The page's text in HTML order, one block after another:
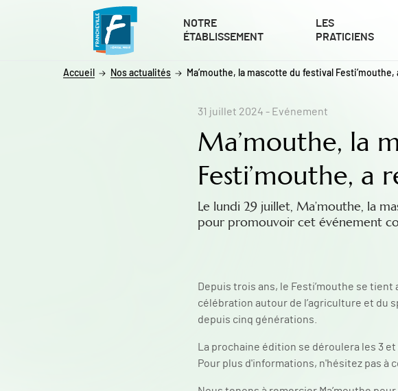
NOTRE
ÉTABLISSEMENT
LES
PRATICIENS
Accueil Nos actualités Ma’mouthe, la mascotte du festival
31 juillet 2024 - Evénement
Ma’mouthe, la
Festi’mouthe, a
Le lundi 29 juillet, Ma’mouthe, la
pour promouvoir cet événement
Depuis trois ans, le Festi’mouthe se tient
célébration autour de l’agriculture et du
depuis cinq générations.
La prochaine édition se déroulera les 3
Pour plus d'informations, n'hésitez pas à